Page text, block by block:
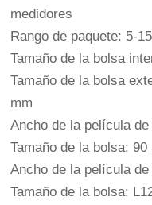
medidores
Rango de paquete: 5-
Tamaño de la bolsa
Tamaño de la bolsa
mm
Ancho de la película
Tamaño de la bolsa:
Ancho de la película
Tamaño de la bolsa: